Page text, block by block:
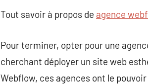
Tout savoir à propos de agence
Pour terminer, opter pour une
cherchant déployer un site web
Webflow, ces agences ont le